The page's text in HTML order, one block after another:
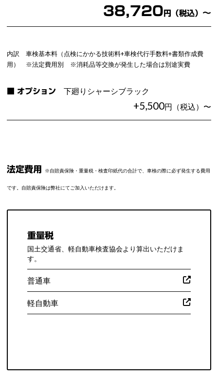
38,720 円（税込） 〜
内訳 車検基本料（点検にかかる技術料+車検代行手数料+書類作成費
用） ※法定費用別 ※消耗品等交換が発生した場合は別途実費
■ オプション下廻りシャーシブラック
+5,500円（税込）〜
法定費用 ※自賠責保険・重量税・検査印紙代の合計で、車検の際に必ず発生する費用
です。自賠責保険は弊社にてご加入いただけます。
重量税
国土交通省、軽自動車検査協会より算出いただけま
す。
普通車
軽自動車